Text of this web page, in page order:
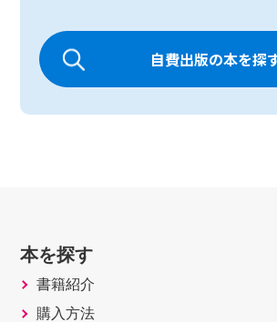
自費出版の本を探
本を探す
書籍紹介
購入方法